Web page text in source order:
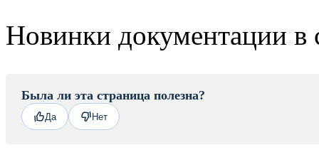
Новинки документации в
Была ли эта страница полезна?
Да Нет